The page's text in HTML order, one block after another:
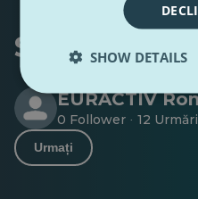
Scris de
EURACTIV
0 Follower · 12
Urmați
SHOW DETAILS